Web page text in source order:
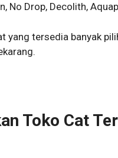
No Drop, Decolith,
yang tersedia banyak
Toko Cat